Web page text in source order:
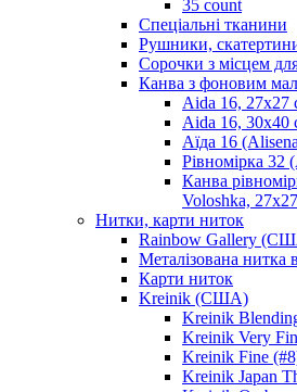
35 count
Спеціальні тканини
Рушники,
Сорочки з місцем
Канва з фоновим
Aida 16, 27х27
Aida 16, 30х40
Аїда 16
Рівномірка 32
Канва
Voloshka,
Нитки, карти ниток
Rainbow Gallery
Металізована нитка
Карти ниток
Kreinik (США)
Kreinik
Kreinik Very
Kreinik Fine
Kreinik Japan